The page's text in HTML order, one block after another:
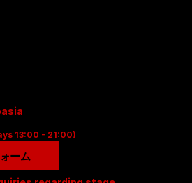
13:00 - 21:00)
ーム